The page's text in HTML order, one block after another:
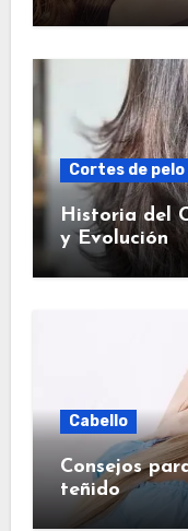
Cortes de pelo
Historia del
y Evolución
Cabello
Consejos
teñido